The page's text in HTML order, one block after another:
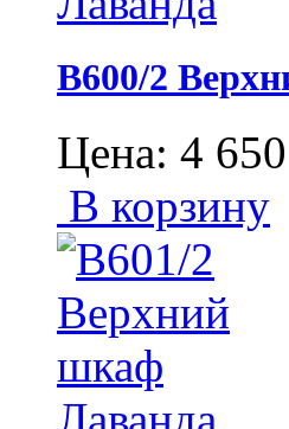
В600/2
Цена: 4 650
В корзину